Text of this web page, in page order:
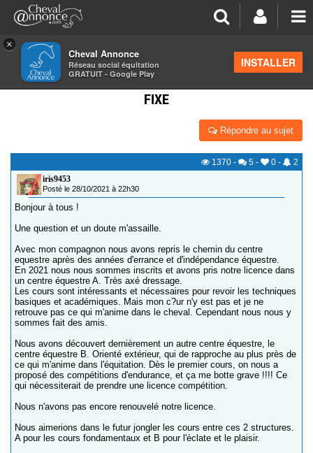
×
Cheval Annonce
Réseau social équitation
GRATUIT - Google Play
INSTALLER
>Concours cheval
LICENCE COMPÉTITION POUR CAVALIERS SANS CE
FIXE
Répondre au sujet
1370 - 5 - 0 -
2
iris9453
Posté le 28/10/2021 à 22h30
Bonjour à tous !
Une question et un doute m'assaille.
Avec mon compagnon nous avons repris le chemin du centre
equestre après des années d'errance et d'indépendance équestre.
En 2021 nous nous sommes inscrits et avons pris notre licence dans
un centre équestre A. Très axé dressage.
Les cours sont intéressants et nécessaires pour revoir les techniques
basiques et académiques. Mais mon c?ur n'y est pas et je ne
retrouve pas ce qui m'anime dans le cheval. Cependant nous nous y
sommes fait des amis.
Nous avons découvert dernièrement un autre centre équestre, le
centre équestre B. Orienté extérieur, qui de rapproche au plus près de
ce qui m'anime dans l'équitation. Dès le premier cours, on nous a
proposé des compétitions d'endurance, et ça me botte grave !!!! Ce
qui nécessiterait de prendre une licence compétition.
Nous n'avons pas encore renouvelé notre licence.
Nous aimerions dans le futur jongler les cours entre ces 2 structures.
A pour les cours fondamentaux et B pour l'éclate et le plaisir.